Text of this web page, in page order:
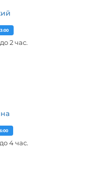
2 час.
4 час.